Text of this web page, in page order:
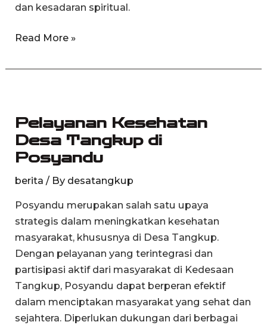
dan kesadaran spiritual.
Read More »
Pelayanan Kesehatan
Desa Tangkup di
Posyandu
berita / By desatangkup
Posyandu merupakan salah satu upaya
strategis dalam meningkatkan kesehatan
masyarakat, khususnya di Desa Tangkup.
Dengan pelayanan yang terintegrasi dan
partisipasi aktif dari masyarakat di Kedesaan
Tangkup, Posyandu dapat berperan efektif
dalam menciptakan masyarakat yang sehat dan
sejahtera. Diperlukan dukungan dari berbagai
Desa
Tangkup
di